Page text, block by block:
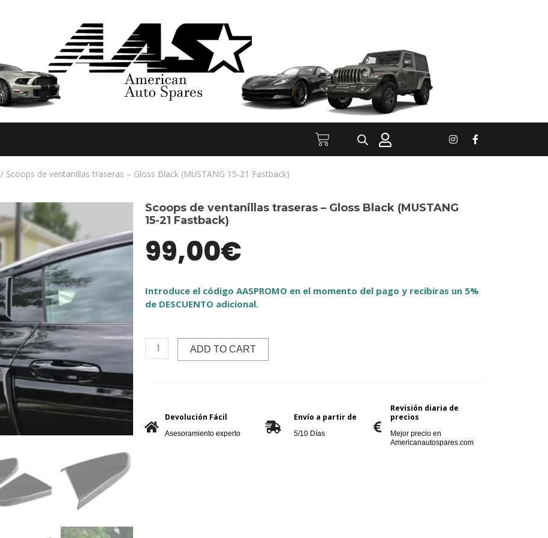
/ Scoops de ventanillas traseras – Gloss Black (MUSTANG 15-21 Fastback)
Scoops de ventanillas traseras – Gloss Black (MUSTANG
15-21 Fastback)
99,00€
Introduce el código AASPROMO en el momento del pago y recibiras un 5%
de DESCUENTO adicional.
ADD TO CART
Devolución Fácil
Asesoramiento experto
Envío a partir de
5/10 Días
Revisión diaria de
precios
Mejor precio en
Americanautospares.com